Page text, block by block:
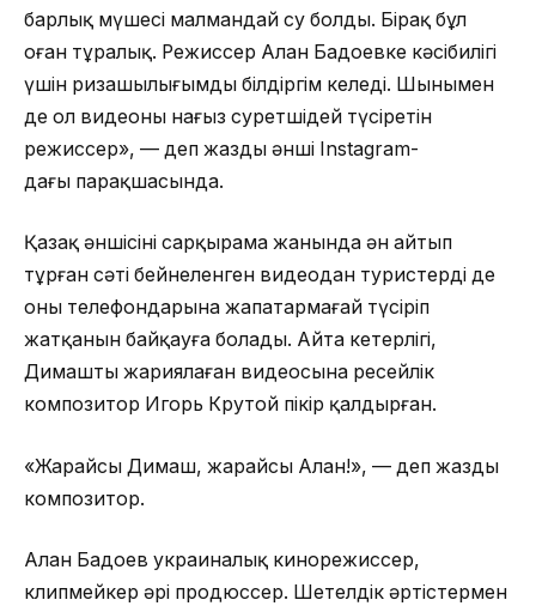
барлық мүшесі малмандай су болды. Бірақ бұл
оған тұралық. Режиссер Алан Бадоевке кәсібилігі
үшін ризашылығымды білдіргім келеді. Шынымен
де ол видеоны нағыз суретшідей түсіретін
режиссер», — деп жазды әнші Instagram-
дағы парақшасында.
Қазақ әншісінің сарқырама жанында ән айтып
тұрған сәті бейнеленген видеодан туристердің де
оны телефондарына жапатармағай түсіріп
жатқанын байқауға болады. Айта кетерлігі,
Димаштың жариялаған видеосына ресейлік
композитор Игорь Крутой пікір қалдырған.
«Жарайсың Димаш, жарайсың Алан!», — деп жазды
композитор.
Алан Бадоев украиналық кинорежиссер,
клипмейкер әрі продюссер. Шетелдік әртістермен